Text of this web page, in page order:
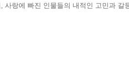
사랑에 빠진 인물들의 내적인 고민과